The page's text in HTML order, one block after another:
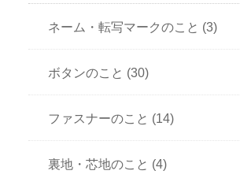
ネーム・転写マークのこと (3)
ボタンのこと (30)
ファスナーのこと (14)
裏地・芯地のこと (4)